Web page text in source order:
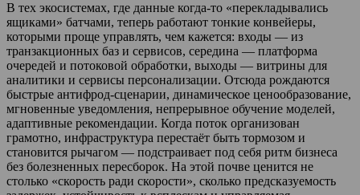
В тех экосистемах, где данные когда-то «перекладывались
ящиками» батчами, теперь работают тонкие конвейеры,
которыми проще управлять, чем кажется: входы — из
транзакционных баз и сервисов, середина — платформа
очередей и потоковой обработки, выходы — витрины для
аналитики и сервисы персонализации. Отсюда рождаются
быстрые антифрод-сценарии, динамическое ценообразование,
мгновенные уведомления, непрерывное обучение моделей,
адаптивные рекомендации. Когда поток организован
грамотно, инфраструктура перестаёт быть тормозом и
становится рычагом — подстраивает под себя ритм бизнеса
без болезненных пересборок. На этой почве ценится не
столько «скорость ради скорости», сколько предсказуемость